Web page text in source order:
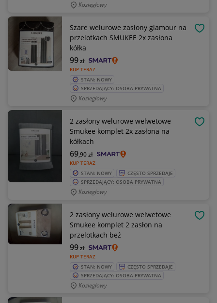
Koziegłowy
Szare welurowe zasłony glamour na
przelotkach SMUKEE 2x zasłona
kółka
KUP TERAZ
99zł
STAN: NOWY
SPRZEDAJĄCY: OSOBA PRYWATNA
Koziegłowy
2 zasłony welurowe welwetowe
Smukee komplet 2x zasłona na
kółkach
KUP TERAZ
69,90zł
STAN: NOWY
CZĘSTO SPRZEDAJE
SPRZEDAJĄCY: OSOBA PRYWATNA
Koziegłowy
2 zasłony welurowe welwetowe
Smukee komplet 2 zasłon na
przelotkach beż
KUP TERAZ
99zł
STAN: NOWY
CZĘSTO SPRZEDAJE
SPRZEDAJĄCY: OSOBA PRYWATNA
Koziegłowy